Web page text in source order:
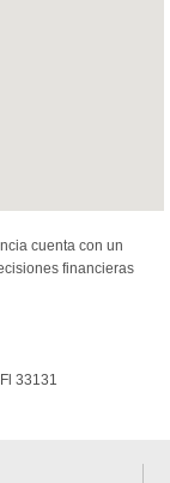
cuenta con un
financieras
33131